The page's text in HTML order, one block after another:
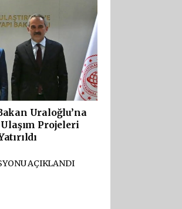
Uraloğlu’na
Projeleri